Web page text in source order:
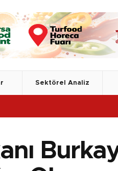
Sektörel Analiz